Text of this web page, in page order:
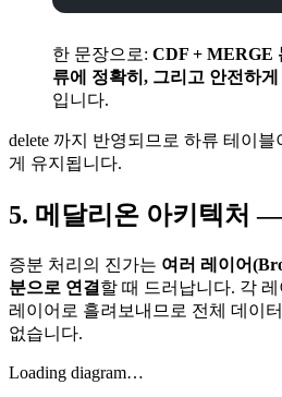
한 문장으로: CDF + MERGE
류에 정확히, 그리고 안전하
입니다.
delete 까지 반영되므로 하류 테이
게 유지됩니다.
5. 메달리온 아키텍처
증분 처리의 진가는 여러 레이어
분으로 연결 할 때 드러납니다. 각
레이어로 흘려보내므로 전체 데이
없습니다.
Loading diagram…